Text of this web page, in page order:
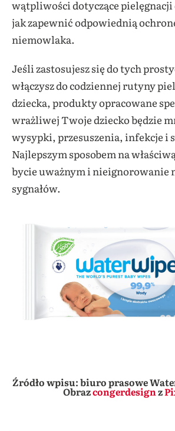
wątpliwości dotyczące pielęgnacji
jak zapewnić odpowiednią
niemowlaka.
Jeśli zastosujesz się do tych
włączysz do codziennej rutyny
dziecka, produkty opracowane
wrażliwej Twoje dziecko będzie
wysypki, przesuszenia, infekcje i
Najlepszym sposobem na
bycie uważnym i nieignorowanie
sygnałów.
Źródło wpisu: biuro prasowe
Obrazcongerdesignz